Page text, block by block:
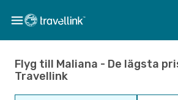
Flyg till Maliana - De lägsta
Travellink